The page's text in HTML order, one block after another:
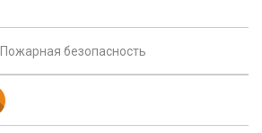
Пожарная безопасность